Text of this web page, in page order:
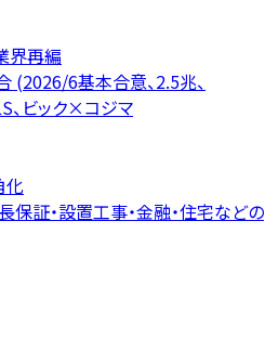
界再編
(2026/6基本合意、2.5兆、
、ビック×コジマ
化
保証・設置工事・金融・住宅などの